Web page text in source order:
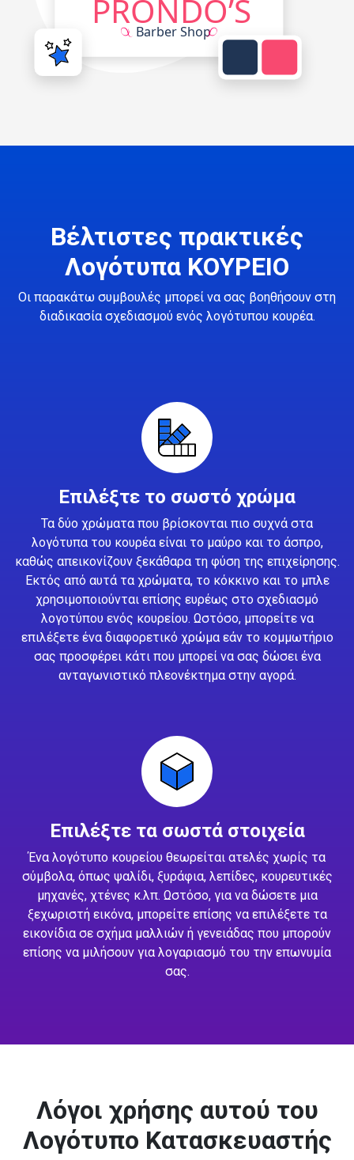
Βέλτιστες πρακτικές
Λογότυπα ΚΟΥΡΕΙΟ
Οι παρακάτω συμβουλές μπορεί να σας βοηθήσουν στη
διαδικασία σχεδιασμού ενός λογότυπου κουρέα.
Επιλέξτε το σωστό χρώμα
Τα δύο χρώματα που βρίσκονται πιο συχνά στα
λογότυπα του κουρέα είναι το μαύρο και το άσπρο,
καθώς απεικονίζουν ξεκάθαρα τη φύση της επιχείρησης.
Εκτός από αυτά τα χρώματα, το κόκκινο και το μπλε
χρησιμοποιούνται επίσης ευρέως στο σχεδιασμό
λογοτύπου ενός κουρείου. Ωστόσο, μπορείτε να
επιλέξετε ένα διαφορετικό χρώμα εάν το κομμωτήριο
σας προσφέρει κάτι που μπορεί να σας δώσει ένα
ανταγωνιστικό πλεονέκτημα στην αγορά.
Επιλέξτε τα σωστά στοιχεία
Ένα λογότυπο κουρείου θεωρείται ατελές χωρίς τα
σύμβολα, όπως ψαλίδι, ξυράφια, λεπίδες, κουρευτικές
μηχανές, χτένες κ.λπ. Ωστόσο, για να δώσετε μια
ξεχωριστή εικόνα, μπορείτε επίσης να επιλέξετε τα
εικονίδια σε σχήμα μαλλιών ή γενειάδας που μπορούν
επίσης να μιλήσουν για λογαριασμό του την επωνυμία
σας.
Λόγοι χρήσης αυτού του
Λογότυπο Κατασκευαστής